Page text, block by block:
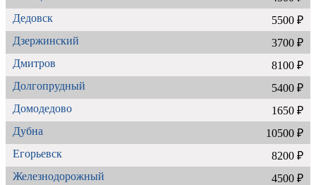
Дедовск
5500 ₽
Дзержинский
3700 ₽
Дмитров
8100 ₽
Долгопрудный
5400 ₽
Домодедово
1650 ₽
Дубна
10500 ₽
Егорьевск
8200 ₽
Железнодорожный
4500 ₽